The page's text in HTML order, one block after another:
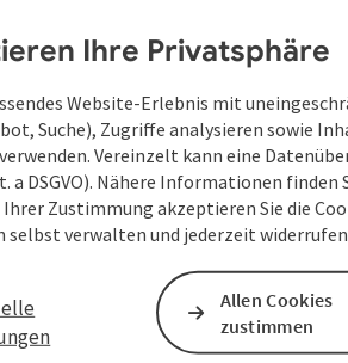
Ihre Privatsphäre
Website-Erlebnis mit
Suche), Zugriffe analysieren sowie
Vereinzelt kann eine
DSGVO). Nähere Informationen finden
Zustimmung akzeptieren Sie die
verwalten und jederzeit
Allen Cookies
zustimmen